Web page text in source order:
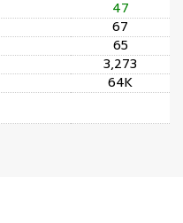
47
67
65
3,273
64K